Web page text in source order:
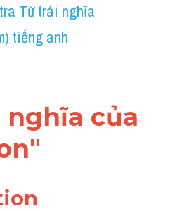
Từ trái nghĩa
tiếng anh
nghĩa của